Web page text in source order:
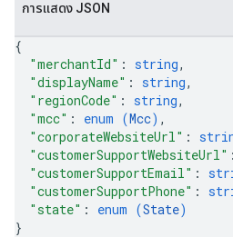
การแสดง JSON
{
"merchantId" : string,
"displayName" : string,
"regionCode" : string,
"mcc" : enum (Mcc) ,
"corporateWebsiteUrl" :
"customerSupportWebsiteUrl"
"customerSupportEmail" :
"customerSupportPhone" :
"state" : enum (State)
}